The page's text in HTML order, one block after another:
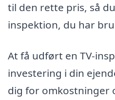
til den rette pris, så
inspektion, du har
At få udført en TV-
investering i din
dig for omkostninger